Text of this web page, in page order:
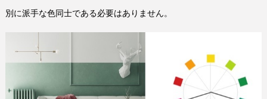
別に派手な色同士である必要はありません。